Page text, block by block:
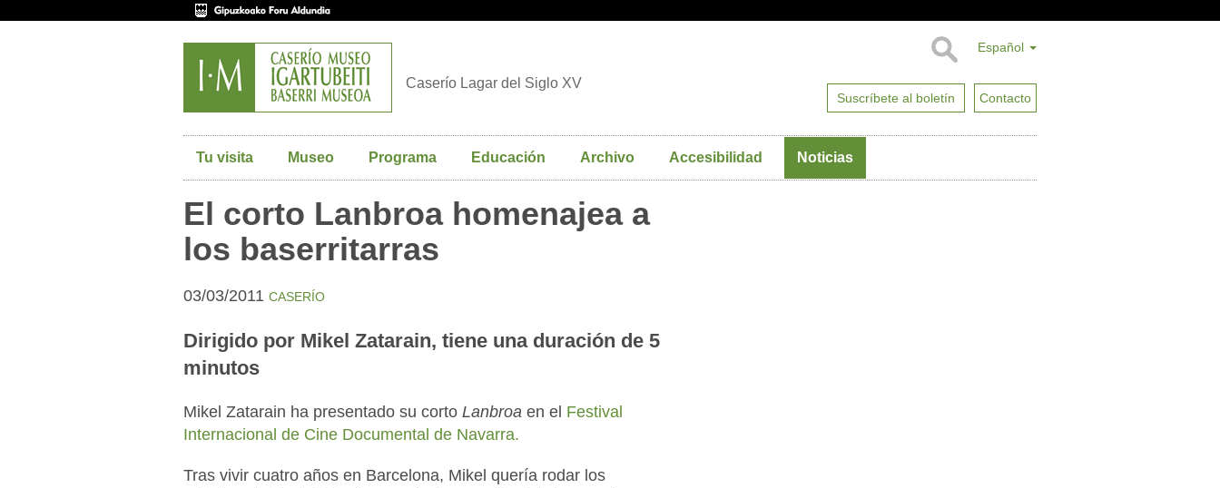
Español
Suscríbete al boletín Contacto
Caserío Lagar del Siglo XV
Tu visita Museo Programa Educación Archivo Accesibilidad Noticias
El corto Lanbroa homenajea a
los baserritarras
03/03/2011 CASERÍO
Dirigido por Mikel Zatarain, tiene una duración de 5
minutos
Mikel Zatarain ha presentado su corto Lanbroa en el Festival
Internacional de Cine Documental de Navarra.
Tras vivir cuatro años en Barcelona, Mikel quería rodar los